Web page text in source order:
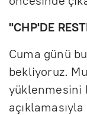
"CHP'DE
Cuma günü
bekliyoruz.
yüklenmesini